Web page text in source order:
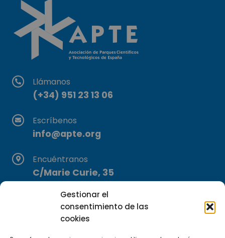
Gestionar el
consentimiento de las
cookies
Llámanos
(+34) 951 23 13 06
Escríbenos
info@apte.org
Encuéntranos
C/Marie Curie, 35